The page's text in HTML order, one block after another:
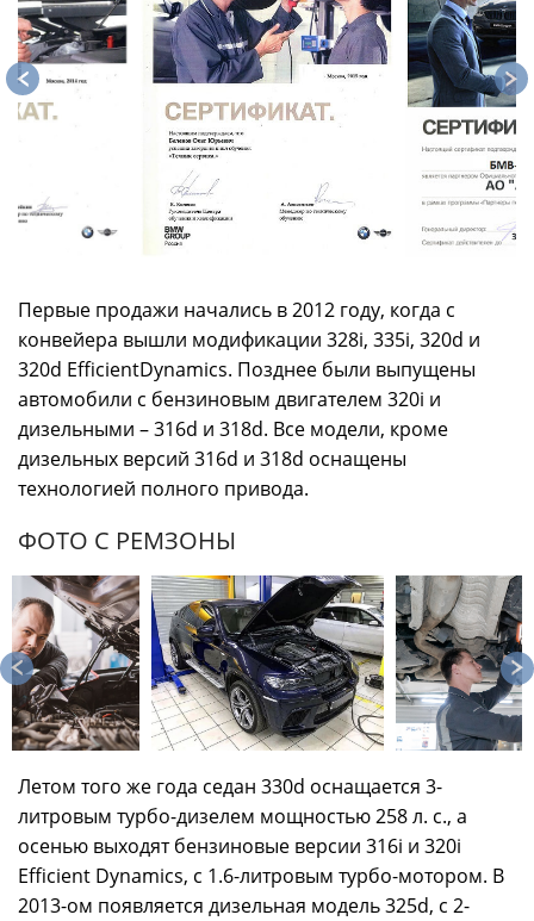
Первые продажи начались в 2012 году, когда с
конвейера вышли модификации 328i, 335i, 320d и
320d EfficientDynamics. Позднее были выпущены
автомобили с бензиновым двигателем 320i и
дизельными – 316d и 318d. Все модели, кроме
дизельных версий 316d и 318d оснащены
технологией полного привода.
ФОТО С РЕМЗОНЫ
Летом того же года седан 330d оснащается 3-
литровым турбо-дизелем мощностью 258 л. с., а
осенью выходят бензиновые версии 316i и 320i
Efficient Dynamics, с 1.6-литровым турбо-мотором. В
2013-ом появляется дизельная модель 325d, с 2-